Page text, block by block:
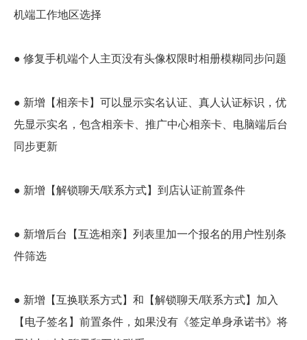
机端工作地区选择
● 修复手机端个人主页没有头像权限时相册模糊同步问题
● 新增【相亲卡】可以显示实名认证、真人认证标识，优
先显示实名，包含相亲卡、推广中心相亲卡、电脑端后台
同步更新
● 新增【解锁聊天/联系方式】到店认证前置条件
● 新增后台【互选相亲】列表里加一个报名的用户性别条
件筛选
● 新增【互换联系方式】和【解锁聊天/联系方式】加入
【电子签名】前置条件，如果没有《签定单身承诺书》将